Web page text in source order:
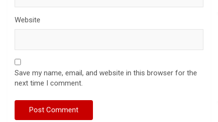
Website
Save my name, email, and website in this browser for the
next time I comment.